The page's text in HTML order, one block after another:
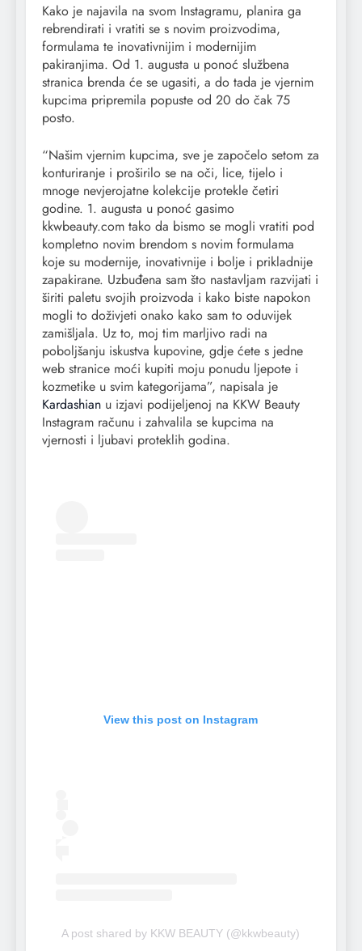
Kako je najavila na svom Instagramu, planira ga
rebrendirati i vratiti se s novim proizvodima,
formulama te inovativnijim i modernijim
pakiranjima. Od 1. augusta u ponoć službena
stranica brenda će se ugasiti, a do tada je vjernim
kupcima pripremila popuste od 20 do čak 75
posto.
“Našim vjernim kupcima, sve je započelo setom za
konturiranje i proširilo se na oči, lice, tijelo i
mnoge nevjerojatne kolekcije protekle četiri
godine. 1. augusta u ponoć gasimo
kkwbeauty.com tako da bismo se mogli vratiti pod
kompletno novim brendom s novim formulama
koje su modernije, inovativnije i bolje i prikladnije
zapakirane. Uzbuđena sam što nastavljam razvijati i
širiti paletu svojih proizvoda i kako biste napokon
mogli to doživjeti onako kako sam to oduvijek
zamišljala. Uz to, moj tim marljivo radi na
poboljšanju iskustva kupovine, gdje ćete s jedne
web stranice moći kupiti moju ponudu ljepote i
kozmetike u svim kategorijama”, napisala je
Kardashian u izjavi podijeljenoj na KKW Beauty
Instagram računu i zahvalila se kupcima na
vjernosti i ljubavi proteklih godina.
View this post on Instagram
A post shared by KKW BEAUTY (@kkwbeauty)